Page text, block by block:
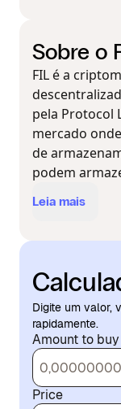
Sobre o
FIL é a
pela Protocol
mercado
de
podem
Leia mais
Digite um valor,
rapidamente.
Amount to buy
Price